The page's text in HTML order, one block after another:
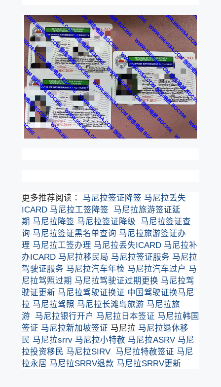
更多推荐阅读： 马尼拉签证降签 马尼拉丢失
ICARD 马尼拉工签降签
马尼拉旅游签证延
期 马尼拉降签 马尼拉签证降级
马尼拉签证查
询 马尼拉签证黑名单查询 马尼拉旅游签证办
理 马尼拉工签办理 马尼拉丢失ICARD 马尼拉补
办ICARD 马尼拉移民局 马尼拉签证服务 马尼拉
驾驶证服务 马尼拉汽车年检 马尼拉汽车过户 马
尼拉驾照过期 马尼拉驾驶证过期更换 马尼拉驾
驶证更新 马尼拉驾驶证换证 中国驾驶证换马尼
拉 马尼拉驾照 马尼拉长滩岛旅游 马尼拉旅
游
马尼拉银行开户 马尼拉日本签证 马尼拉韩国
签证 马尼拉新加坡签证 马尼拉 马尼拉退休移
民 马尼拉srrv 马尼拉小特赦 马尼拉ASRV 马尼
拉投资移民 马尼拉SIRV 马尼拉特赦签证 马尼
拉永居 马尼拉SRRV退款 马尼拉SRRV更新